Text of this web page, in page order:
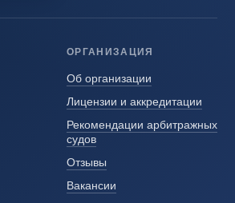
ОРГАНИЗАЦИЯ
Об организации
Лицензии и аккредитации
Рекомендации арбитражных
судов
Отзывы
Вакансии